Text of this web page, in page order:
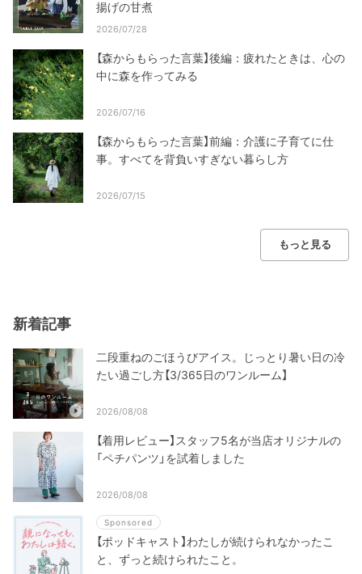
揚げの甘煮
2026/07/28
【森からもらった言葉】後編：疲れたときは、心の
中に森を作ってみる
2026/07/16
【森からもらった言葉】前編：介護に子育てに仕
事。すべてを背負いすぎない暮らし方
2026/07/15
もっと見る
新着記事
二段重ねのごほうびアイス。じっとり暑い日の冷
たい過ごし方【3/365日のワンルーム】
2026/08/08
【着用レビュー】スタッフ5名が当店オリジナルの
「ペチパンツ」を試着しました
2026/08/08
Sponsored
【ポッドキャスト】わたしが続けられなかったこ
と、ずっと続けられたこと。